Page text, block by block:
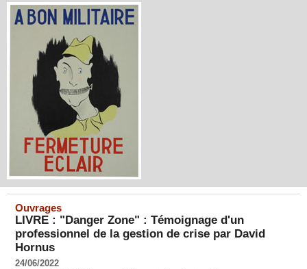
Ouvrages
LIVRE : "Danger Zone" : Témoignage d'un
professionnel de la gestion de crise par David
Hornus
24/06/2022